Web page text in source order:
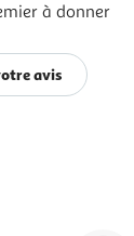
à donner
avis